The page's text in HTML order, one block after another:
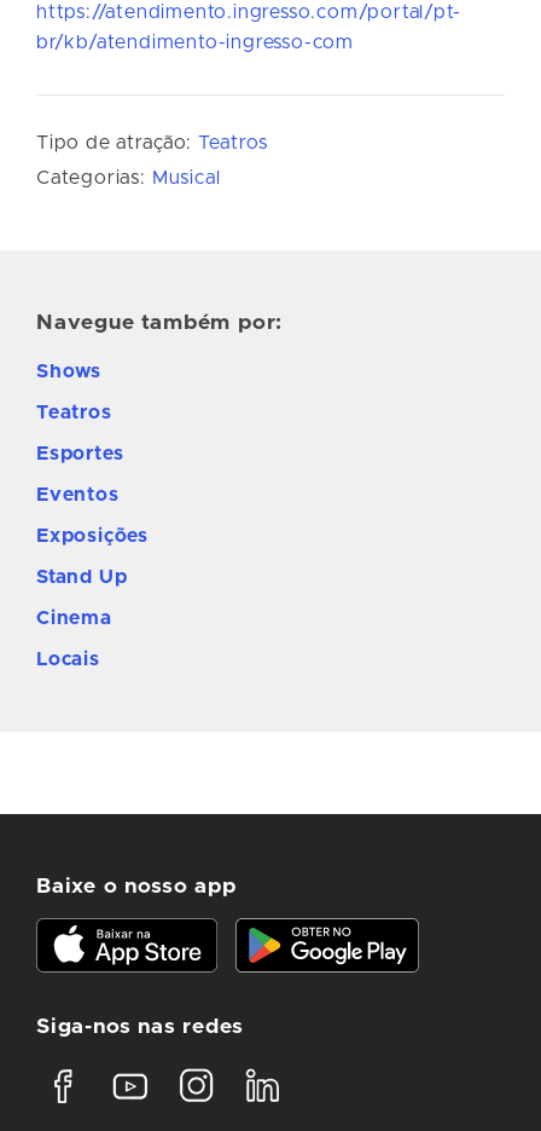
https://atendimento.ingresso.com/portal/pt-
br/kb/atendimento-ingresso-com
Tipo de atração: Teatros
Categorias: Musical
Navegue também por:
Shows
Teatros
Esportes
Eventos
Exposições
Stand Up
Cinema
Locais
Baixe o nosso app
Siga-nos nas redes